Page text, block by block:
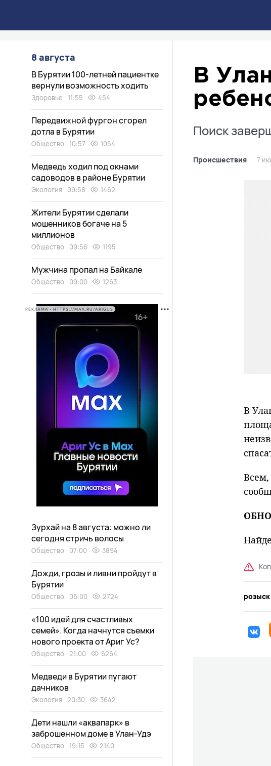
В
Поиск
Происшествия 7
В
Всем,
розыск
8 августа
В Бурятии 100-летней пациентке
вернули возможность ходить
Здоровье 11:55 454
Передвижной фургон сгорел
дотла в Бурятии
Общество 10:57 1054
Медведь ходил под окнами
садоводов в районе Бурятии
Экология 09:58 1462
Жители Бурятии сделали
мошенников богаче на 5
миллионов
Общество 09:56 1195
Мужчина пропал на Байкале
Общество 09:00 1263
РЕКЛАМА • HTTPS://MAX.RU/ARIGUS
Зурхай на 8 августа: можно ли
сегодня стричь волосы
Общество 07:00 3894
Дожди, грозы и ливни пройдут в
Бурятии
Общество 06:00 2724
«100 идей для счастливых
семей». Когда начнутся съемки
нового проекта от Ариг Ус?
Общество 21:00 6264
Медведи в Бурятии пугают
дачников
Экология 20:30 3642
Дети нашли «аквапарк» в
заброшенном доме в Улан-Удэ
Общество 19:15 2140